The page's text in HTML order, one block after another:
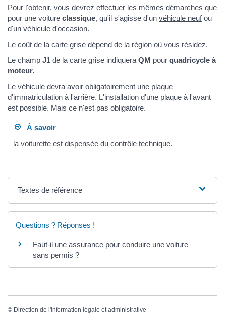
Pour l'obtenir, vous devrez effectuer les mêmes démarches que
pour une voiture classique, qu'il s'agisse d'un véhicule neufou
d'un véhicule d'occasion.
Le coût de la carte grise dépend de la région où vous résidez.
Le champ J1 de la carte grise indiquera QM pour quadricycle à
moteur.
Le véhicule devra avoir obligatoirement une plaque
d'immatriculation à l'arrière. L'installation d'une plaque à l'avant
est possible. Mais ce n'est pas obligatoire.
À savoir
la voiturette estdispensée du contrôle technique.
Textes de référence
Questions ? Réponses !
Faut-il une assurance pour conduire une voiture
sans permis ?
© Direction de l'information légale et administrative